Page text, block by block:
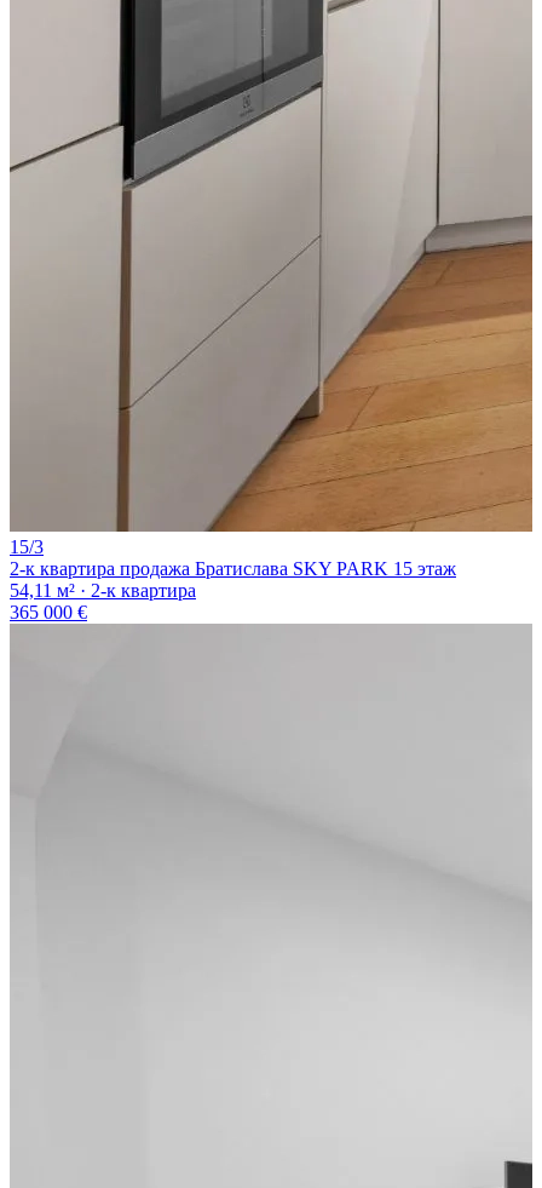
15/3
2-к квартира продажа Братислава SKY PARK 15 этаж
54,11 м² · 2-к квартира
365 000 €